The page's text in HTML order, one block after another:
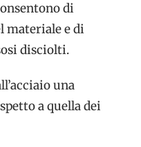
di
materiale e di
disciolti.
una
a quella dei